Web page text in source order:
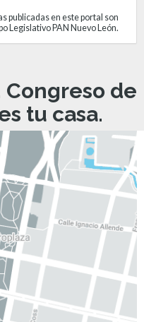
publicadas en este portal son
Legislativo PAN Nuevo León.
Congreso de
tu casa.